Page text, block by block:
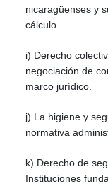
nicaragüenses y
cálculo.
i) Derecho
negociación de
marco jurídico.
j) La higiene y
normativa
k) Derecho de
Instituciones